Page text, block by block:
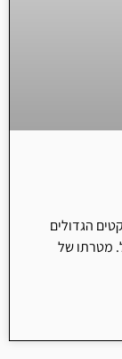
הגדולים
מטרתו של